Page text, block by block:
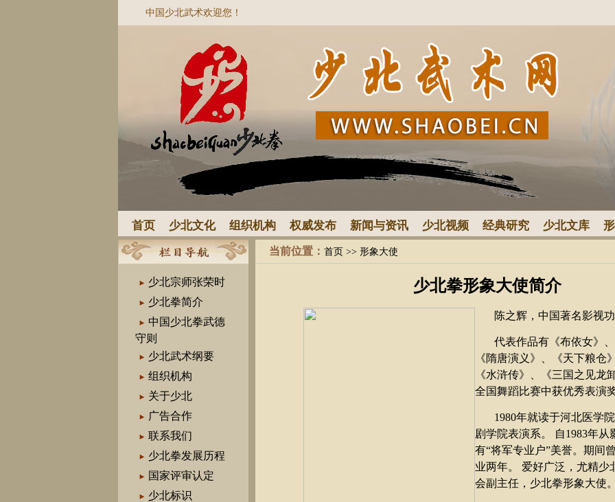
中国少北武术欢迎您！
首页 少北文化 组织机构 权威发布 新闻与资讯 少北视频 经典研究 少北文库
少北宗师张荣时
少北拳简介
中国少北拳武德
守则
少北武术纲要
组织机构
关于少北
广告合作
联系我们
少北拳发展历程
国家评审认定
少北标识
当前位置： 首页 >> 形象大使
少北拳形象大使简介
陈之辉，中国著名影视
代表作品有《布依女》
《隋唐演义》、《天下粮仓
《水浒传》、《三国之见龙
全国舞蹈比赛中获优秀表演
1980年就读于河北医学
剧学院表演系。 自1983年从
有“将军专业户”美誉。期间
业两年。
爱好广泛，尤精少
会副主任，少北拳形象大使